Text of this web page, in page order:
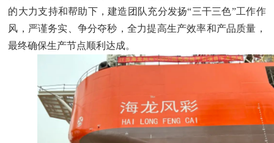
的大力支持和帮助下，建造团队充分发扬“三干三色”工作作
风，严谨务实、争分夺秒，全力提高生产效率和产品质量，
最终确保生产节点顺利达成。